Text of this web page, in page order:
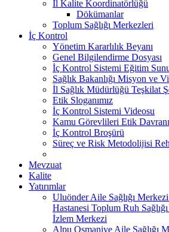
İl Kalite Koordinatörlüğü
Dökümanlar
Toplum Sağlığı Merkezleri
İç Kontrol
Yönetim Kararlılık Beyanı
Genel Bilgilendirme Dosyası
İç Kontrol Sistemi Eğitim
Sağlık Bakanlığı Misyon ve
İl Sağlık Müdürlüğü Teşkilat
Etik Sloganımız
İç Kontrol Sistemi Videosu
Kamu Görevlileri Etik
İç Kontrol Broşürü
Süreç ve Risk Metodolijisi
Mevzuat
Kalite
Yatırımlar
Uluönder Aile Sağlığı
Hastanesi Toplum Ruh
İzlem Merkezi
Alpu Osmaniye Aile Sağlığı